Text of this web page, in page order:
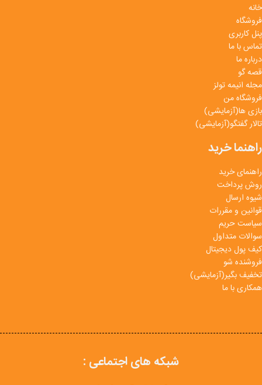
خانه
فروشگاه
پنل کاربری
تماس با ما
درباره ما
قصه گو
مجله انیمه تولز
فروشگاه من
بازی ها(آزمایشی)
تالار گفتگو(آزمایشی)
راهنما خرید
راهنمای خرید
روش پرداخت
شیوه ارسال
قوانین و مقررات
سیاست حریم
سوالات متداول
کیف پول دیجیتال
فروشنده شو
تخفیف بگیر(آزمایشی)
همکاری با ما
شبکه های اجتماعی :